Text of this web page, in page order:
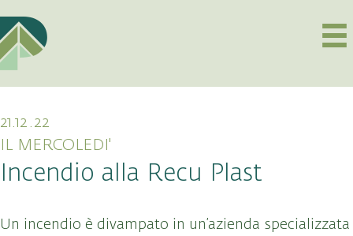
21.12.22
IL MERCOLEDI'
Incendio alla Recu Plast
Un incendio è divampato in un’azienda specializzata